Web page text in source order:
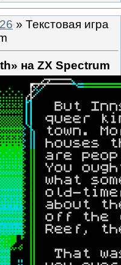
26 » Текстовая игра
на ZX Spectrum